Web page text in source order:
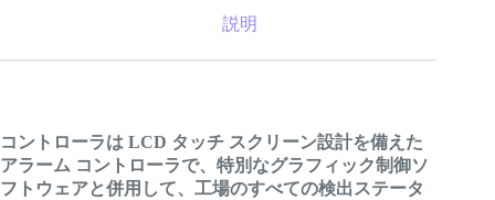
説明
コントローラは LCD タッチ スクリーン設計を備えた
アラーム コントローラで、特別なグラフィック制御ソ
フトウェアと併用して、工場のすべての検出ステータ